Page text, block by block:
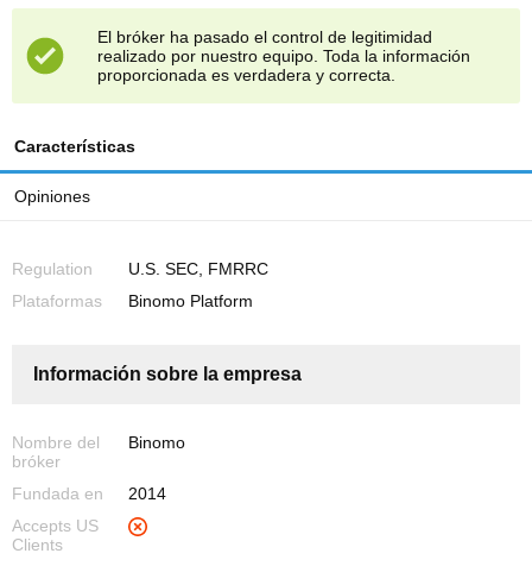
El bróker ha pasado el control de legitimidad
realizado por nuestro equipo. Toda la información
proporcionada es verdadera y correcta.
Características
Opiniones
Regulation
U.S. SEC, FMRRC
Plataformas
Binomo Platform
Información sobre la empresa
Nombre del
bróker
Binomo
Fundada en
2014
Accepts US
Clients